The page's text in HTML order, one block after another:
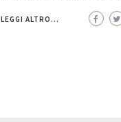
LEGGI ALTRO...